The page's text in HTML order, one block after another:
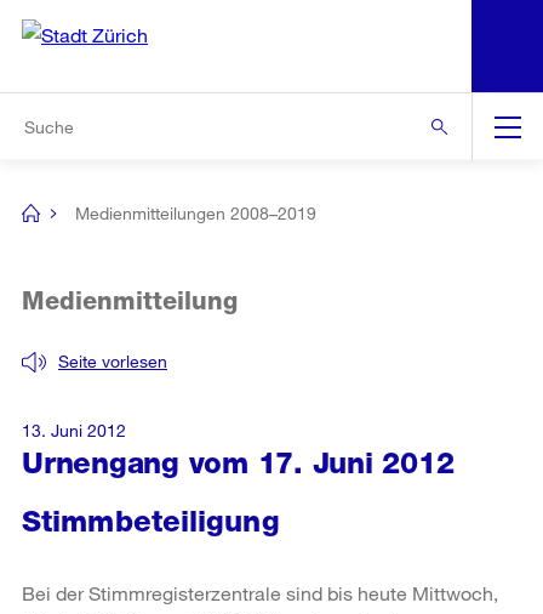
Navigation
[no
Medienmitteilungen 2008–2019
Urnengang vom 17. Juni 2012
Seite vorlesen
Medienmitteilung
Stimmbeteiligung
13. Juni 2012
Bei der Stimmregisterzentrale sind bis heute Mittwoch,